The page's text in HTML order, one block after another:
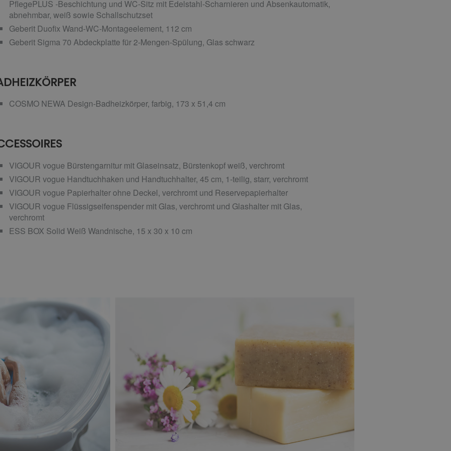
PflegePLUS -Beschichtung und WC-Sitz mit Edelstahl-Scharnieren und Absenkautomatik,
abnehmbar, weiß sowie Schallschutzset
Geberit Duofix Wand-WC-Montageelement, 112 cm
Geberit Sigma 70 Abdeckplatte für 2-Mengen-Spülung, Glas schwarz
COSMO NEWA Design-Badheizkörper, farbig, 173 x 51,4 cm
VIGOUR vogue Bürstengarnitur mit Glaseinsatz, Bürstenkopf weiß, verchromt
VIGOUR vogue Handtuchhaken und Handtuchhalter, 45 cm, 1-teilig, starr, verchromt
VIGOUR vogue Papierhalter ohne Deckel, verchromt und Reservepapierhalter
VIGOUR vogue Flüssigseifenspender mit Glas, verchromt und Glashalter mit Glas,
verchromt
ESS BOX Solid Weiß Wandnische, 15 x 30 x 10 cm